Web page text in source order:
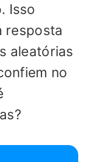
Isso
resposta
aleatórias
no